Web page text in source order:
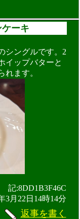
ーキ
シングルです。2
イップバターと
れます。
記:8DD1B3F46C
3月22日14時14分
返事を書く